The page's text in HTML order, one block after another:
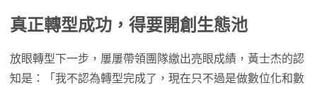
真正轉型成功，得要開創生態池
放眼轉型下一步，屢屢帶領團隊繳出亮眼成績，黃士杰的認
知是：「我不認為轉型完成了，現在只不過是做數位化和數